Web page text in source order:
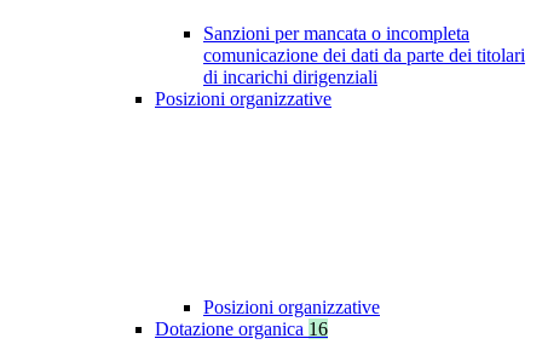
Sanzioni per mancata o incompleta
comunicazione dei dati da parte dei titolari
di incarichi dirigenziali
Posizioni organizzative
Posizioni organizzative
Dotazione organica 16